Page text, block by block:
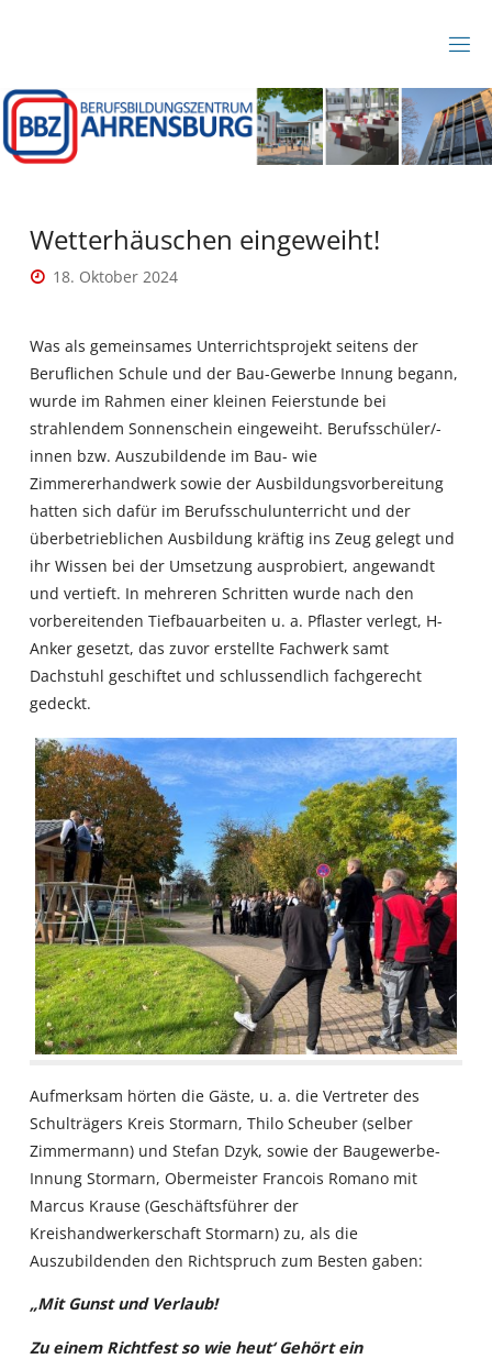
BZ
A
HR
B
R
Wetterhäuschen eingeweiht!
18. Oktober 2024
Was als gemeinsames Unterrichtsprojekt seitens der
Beruflichen Schule und der Bau-Gewerbe Innung begann,
wurde im Rahmen einer kleinen Feierstunde bei
strahlendem Sonnenschein eingeweiht. Berufsschüler/-
innen bzw. Auszubildende im Bau- wie
Zimmererhandwerk sowie der Ausbildungsvorbereitung
hatten sich dafür im Berufsschulunterricht und der
überbetrieblichen Ausbildung kräftig ins Zeug gelegt und
ihr Wissen bei der Umsetzung ausprobiert, angewandt
und vertieft. In mehreren Schritten wurde nach den
vorbereitenden Tiefbauarbeiten u. a. Pflaster verlegt, H-
Anker gesetzt, das zuvor erstellte Fachwerk samt
Dachstuhl geschiftet und schlussendlich fachgerecht
gedeckt.
Aufmerksam hörten die Gäste, u. a. die Vertreter des
Schulträgers Kreis Stormarn, Thilo Scheuber (selber
Zimmermann) und Stefan Dzyk, sowie der Baugewerbe-
Innung Stormarn, Obermeister Francois Romano mit
Marcus Krause (Geschäftsführer der
Kreishandwerkerschaft Stormarn) zu, als die
Auszubildenden den Richtspruch zum Besten gaben:
„Mit Gunst und Verlaub!
Zu einem Richtfest so wie heut‘ Gehört ein